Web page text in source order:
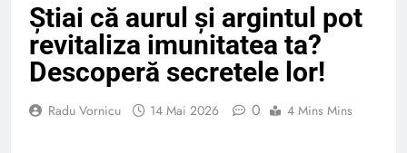
Știai că aurul și argintul pot
revitaliza imunitatea ta?
Descoperă secretele lor!
Radu Vornicu 14 Mai 2026 0 4 Mins Mins